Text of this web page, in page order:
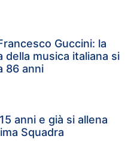
Guccini: la
della musica italiana si
86 anni
anni e già si allena
Squadra